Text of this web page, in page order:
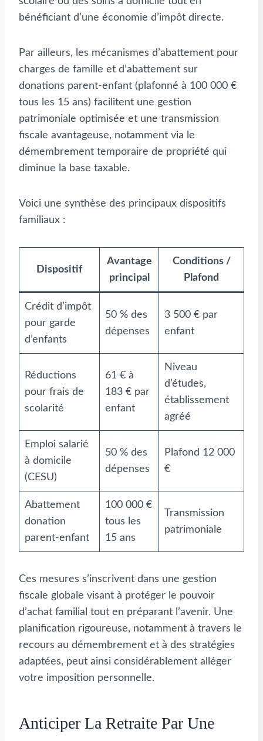
bénéficiant d’une économie d’impôt directe.
Par ailleurs, les mécanismes d’abattement pour
charges de famille et d’abattement sur
donations parent-enfant (plafonné à 100 000 €
tous les 15 ans) facilitent une gestion
patrimoniale optimisée et une transmission
fiscale avantageuse, notamment via le
démembrement temporaire de propriété qui
diminue la base taxable.
Voici une synthèse des principaux dispositifs
familiaux :
Dispositif
Avantage
principal
Conditions /
Plafond
Crédit d’impôt
pour garde
d’enfants
50 % des
dépenses
3 500 € par
enfant
Réductions
pour frais de
scolarité
61 € à
183 € par
enfant
Niveau
d’études,
établissement
agréé
Emploi salarié
à domicile
(CESU)
50 % des
dépenses
Plafond 12 000
€
Abattement
donation
parent-enfant
100 000 €
tous les
15 ans
Transmission
patrimoniale
Ces mesures s’inscrivent dans une gestion
fiscale globale visant à protéger le pouvoir
d’achat familial tout en préparant l’avenir. Une
planification rigoureuse, notamment à travers le
recours au démembrement et à des stratégies
adaptées, peut ainsi considérablement alléger
votre imposition personnelle.
Anticiper La Retraite Par Une